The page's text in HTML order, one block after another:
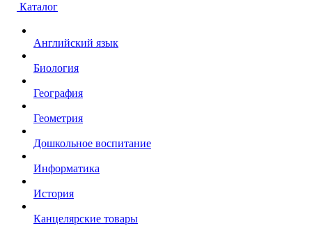
Каталог
Английский язык
Биология
География
Геометрия
Дошкольное воспитание
Информатика
История
Канцелярские товары